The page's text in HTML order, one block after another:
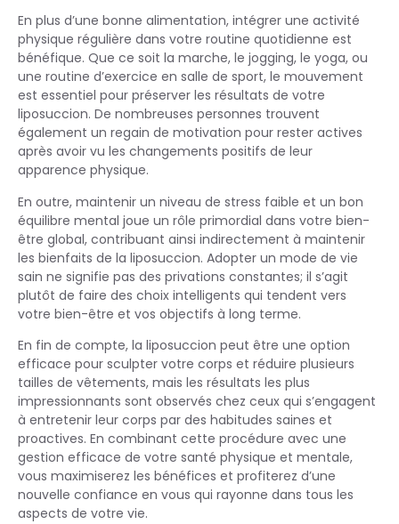
En plus d’une bonne alimentation, intégrer une activité
physique régulière dans votre routine quotidienne est
bénéfique. Que ce soit la marche, le jogging, le yoga, ou
une routine d’exercice en salle de sport, le mouvement
est essentiel pour préserver les résultats de votre
liposuccion. De nombreuses personnes trouvent
également un regain de motivation pour rester actives
après avoir vu les changements positifs de leur
apparence physique.
En outre, maintenir un niveau de stress faible et un bon
équilibre mental joue un rôle primordial dans votre bien-
être global, contribuant ainsi indirectement à maintenir
les bienfaits de la liposuccion. Adopter un mode de vie
sain ne signifie pas des privations constantes; il s’agit
plutôt de faire des choix intelligents qui tendent vers
votre bien-être et vos objectifs à long terme.
En fin de compte, la liposuccion peut être une option
efficace pour sculpter votre corps et réduire plusieurs
tailles de vêtements, mais les résultats les plus
impressionnants sont observés chez ceux qui s’engagent
à entretenir leur corps par des habitudes saines et
proactives. En combinant cette procédure avec une
gestion efficace de votre santé physique et mentale,
vous maximiserez les bénéfices et profiterez d’une
nouvelle confiance en vous qui rayonne dans tous les
aspects de votre vie.